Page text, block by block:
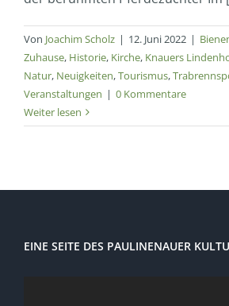
Von Joachim Scholz | 12. Juni 2022 |
Zuhause, Historie, Kirche, Knauers
Natur, Neuigkeiten,Tourismus,
Veranstaltungen | 0 Kommentare
Weiter lesen
EINE SEITE DES PAULINENAUER